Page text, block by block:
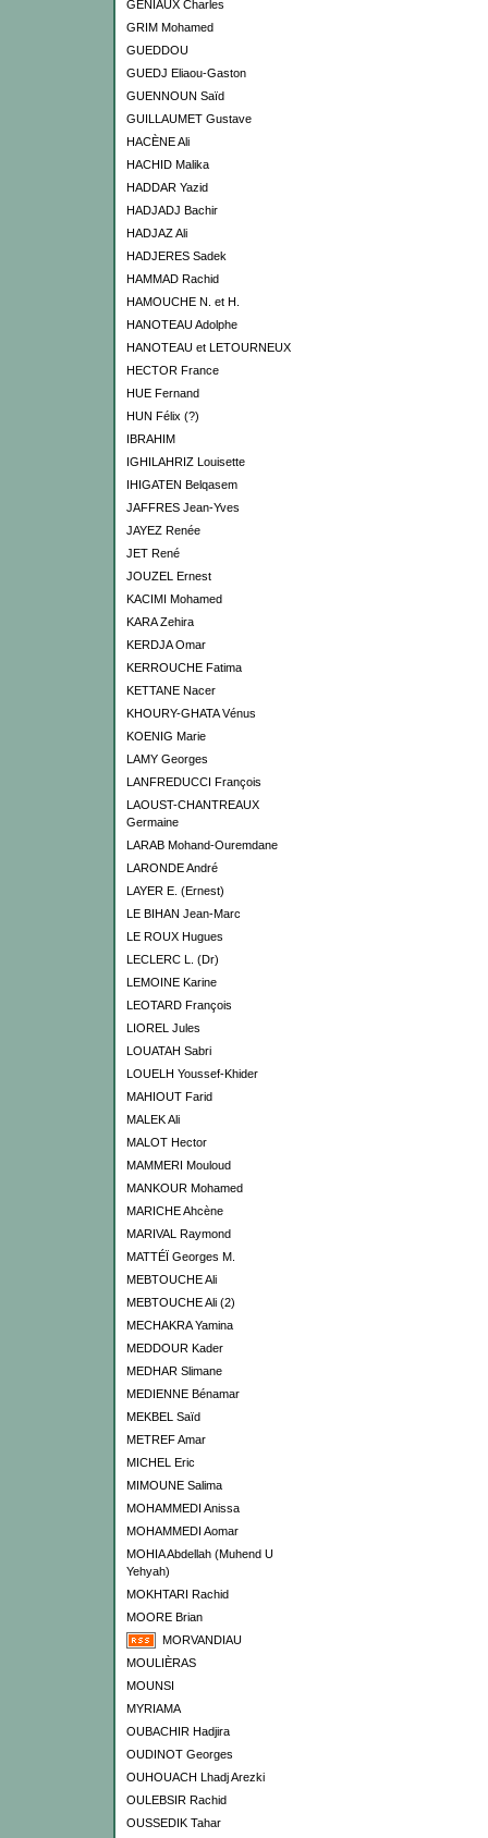
GENIAUX Charles
GRIM Mohamed
GUEDDOU
GUEDJ Eliaou-Gaston
GUENNOUN Saïd
GUILLAUMET Gustave
HACÈNE Ali
HACHID Malika
HADDAR Yazid
HADJADJ Bachir
HADJAZ Ali
HADJERES Sadek
HAMMAD Rachid
HAMOUCHE N. et H.
HANOTEAU Adolphe
HANOTEAU et LETOURNEUX
HECTOR France
HUE Fernand
HUN Félix (?)
IBRAHIM
IGHILAHRIZ Louisette
IHIGATEN Belqasem
JAFFRES Jean-Yves
JAYEZ Renée
JET René
JOUZEL Ernest
KACIMI Mohamed
KARA Zehira
KERDJA Omar
KERROUCHE Fatima
KETTANE Nacer
KHOURY-GHATA Vénus
KOENIG Marie
LAMY Georges
LANFREDUCCI François
LAOUST-CHANTREAUX
Germaine
LARAB Mohand-Ouremdane
LARONDE André
LAYER E. (Ernest)
LE BIHAN Jean-Marc
LE ROUX Hugues
LECLERC L. (Dr)
LEMOINE Karine
LEOTARD François
LIOREL Jules
LOUATAH Sabri
LOUELH Youssef-Khider
MAHIOUT Farid
MALEK Ali
MALOT Hector
MAMMERI Mouloud
MANKOUR Mohamed
MARICHE Ahcène
MARIVAL Raymond
MATTÉÏ Georges M.
MEBTOUCHE Ali
MEBTOUCHE Ali (2)
MECHAKRA Yamina
MEDDOUR Kader
MEDHAR Slimane
MEDIENNE Bénamar
MEKBEL Saïd
METREF Amar
MICHEL Eric
MIMOUNE Salima
MOHAMMEDI Anissa
MOHAMMEDI Aomar
MOHIA Abdellah (Muhend U
Yehyah)
MOKHTARI Rachid
MOORE Brian
MORVANDIAU
MOULIÈRAS
MOUNSI
MYRIAMA
OUBACHIR Hadjira
OUDINOT Georges
OUHOUACH Lhadj Arezki
OULEBSIR Rachid
OUSSEDIK Tahar